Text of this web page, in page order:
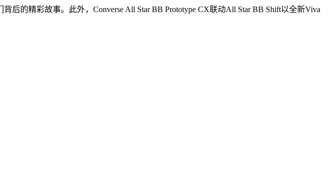
的精彩故事。此外，Converse All Star BB Prototype CX联动All Star BB Shift以全新Viva